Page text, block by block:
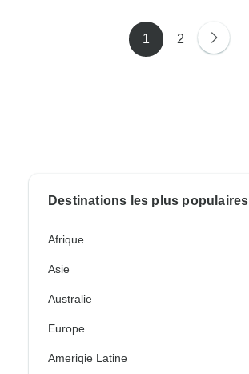
1 2
Destinations les plus populaires
Afrique
Asie
Australie
Europe
Ameriqie Latine